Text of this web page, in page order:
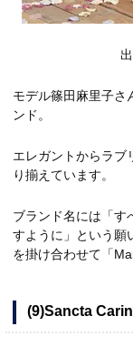
モデル篠田麻里子さ
ンド。
エレガントからラブ
り揃えています。
ブランド名には「す
すように」という願
を掛け合わせて「
(9)Sancta